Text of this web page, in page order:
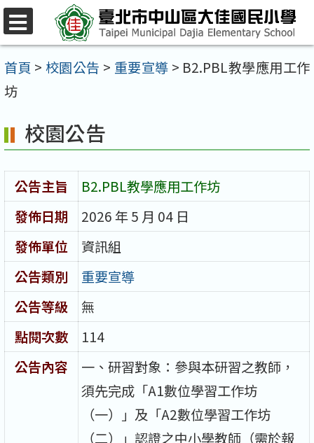
跳
至
主
要
容
區
首頁 > 校園公告 > 重要宣導 > B2.PBL教學應用工作
坊
校園公告
公告主旨
B2.PBL教學應用工作坊
發佈日期
2026 年 5 月 04 日
發佈單位
資訊組
公告類別
重要宣導
公告等級
無
點閱次數
114
公告內容
一、研習對象：參與本研習之教師，
須先完成「A1數位學習工作坊
（一）」及「A2數位學習工作坊
（二）」認證之中小學教師（需於報
選
單